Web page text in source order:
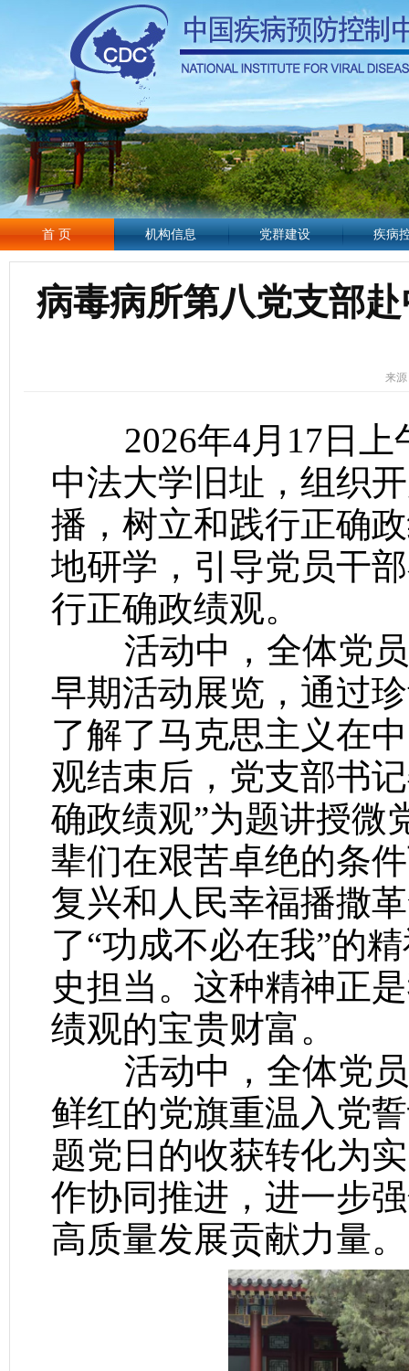
首 页 机构信息 党群建设 疾病
病毒病所第八党支部
来
2026年4月17日上
中法大学旧址，组织
播，树立和践行正确
地研学，引导党员干
行正确政绩观。
活动中，全体党员
早期活动展览，通过
了解了马克思主义在
观结束后，党支部书
确政绩观”为题讲授微
辈们在艰苦卓绝的条
复兴和人民幸福播撒
了“功成不必在我”的
史担当。这种精神正
绩观的宝贵财富。
活动中，全体党员
鲜红的党旗重温入党
题党日的收获转化为
作协同推进，进一步
高质量发展贡献力量。